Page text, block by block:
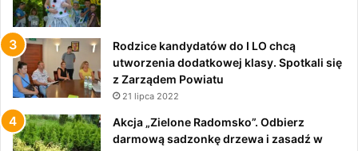
Rodzice kandydatów do I LO chcą
utworzenia dodatkowej klasy. Spotkali się
z Zarządem Powiatu
21 lipca 2022
Akcja „Zielone Radomsko”. Odbierz
darmową sadzonkę drzewa i zasadź w